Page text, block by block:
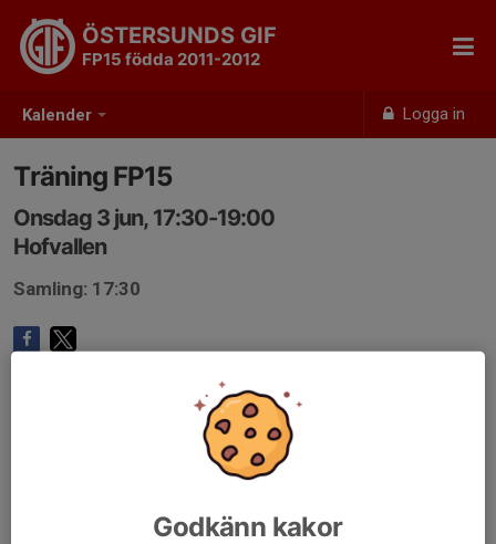
Kalender Logga in
ÖSTERSUNDS GIF
FP15 födda 2011-2012
Träning FP15
Onsdag 3 jun, 17:30-19:00
Hofvallen
Samling: 17:30
Godkänn kakor